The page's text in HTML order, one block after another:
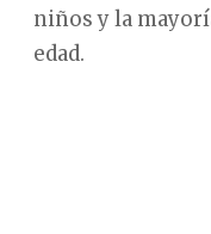
niños y la
edad.